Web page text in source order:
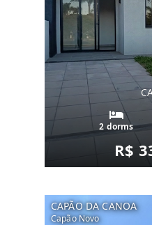
2 dorms
R$
CAPÃO DA CANOA
Capão Novo